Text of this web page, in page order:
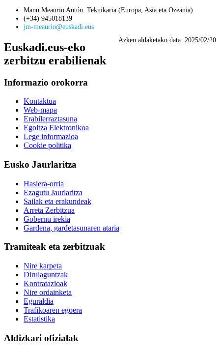
Manu Meaurio Antón. Teknikaria (Europa, Asia eta Ozeania)
(+34) 945018139
jm-meaurio@euskadi.eus
Azken aldaketako data: 2025/02/20
Euskadi.eus-eko
zerbitzu erabilienak
Informazio orokorra
Kontaktua
Web-mapa
Erabilerraztasuna
Egoitza Elektronikoa
Lege informazioa
Cookie politika
Eusko Jaurlaritza
Hasiera-orria
Ezagutu Jaurlaritza
Sailak eta erakundeak
Arreta Zerbitzua
Gobernu irekia
Gardena, gardetasunaren ataria
Tramiteak eta zerbitzuak
Nire karpeta
Dirulaguntzak
Kontratazioak
Nire ordainketa
Eguraldia
Trafikoaren egoera
Estatistika
Aldizkari ofizialak